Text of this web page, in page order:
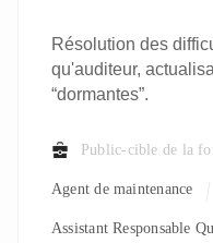
Résolution des
qu'auditeur,
“dormantes”.
Public-cible de la
Agent de maintenance
Assistant Responsable